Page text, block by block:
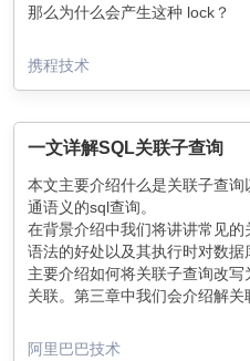
那么为什么会产生这种 lock？
update/delete 等写入操作持有
所需要的 lock。此时就需要到
步优化。
携程技术
一文详解SQL关联子查询
本文主要介绍什么是关联子查
通语义的sql查询。
在背景介绍中我们将讲讲常见
语法的好处以及其执行时对数
主要介绍如何将关联子查询改
关联。第三章中我们会介绍解关
阿里巴巴技术